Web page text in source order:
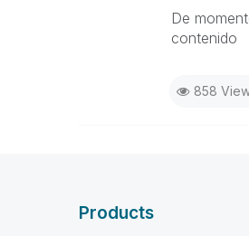
De
contenido
858
Products